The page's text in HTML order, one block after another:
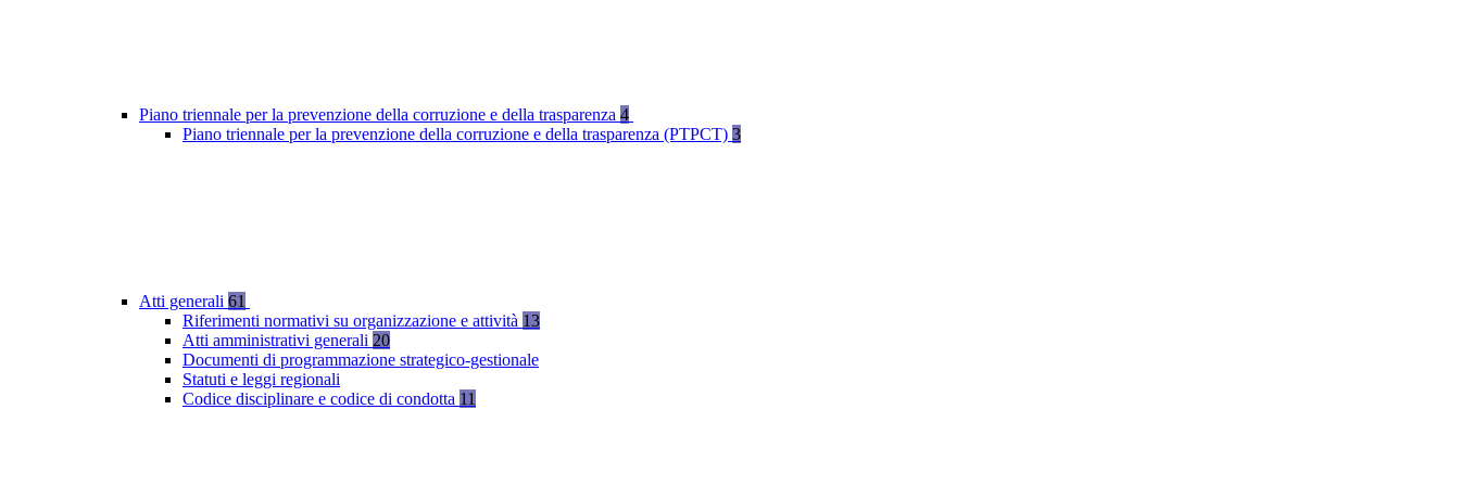
Piano triennale per la prevenzione della corruzione e della trasparenza 4
Piano triennale per la prevenzione della corruzione e della trasparenza (PTPCT) 3
Atti generali 61
Riferimenti normativi su organizzazione e attività 13
Atti amministrativi generali 20
Documenti di programmazione strategico-gestionale
Statuti e leggi regionali
Codice disciplinare e codice di condotta 11